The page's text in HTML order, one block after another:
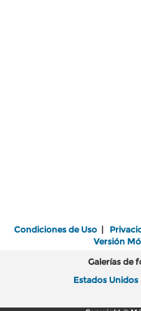
Condiciones de Uso |
Versión
Galerías de
Estados Unidos